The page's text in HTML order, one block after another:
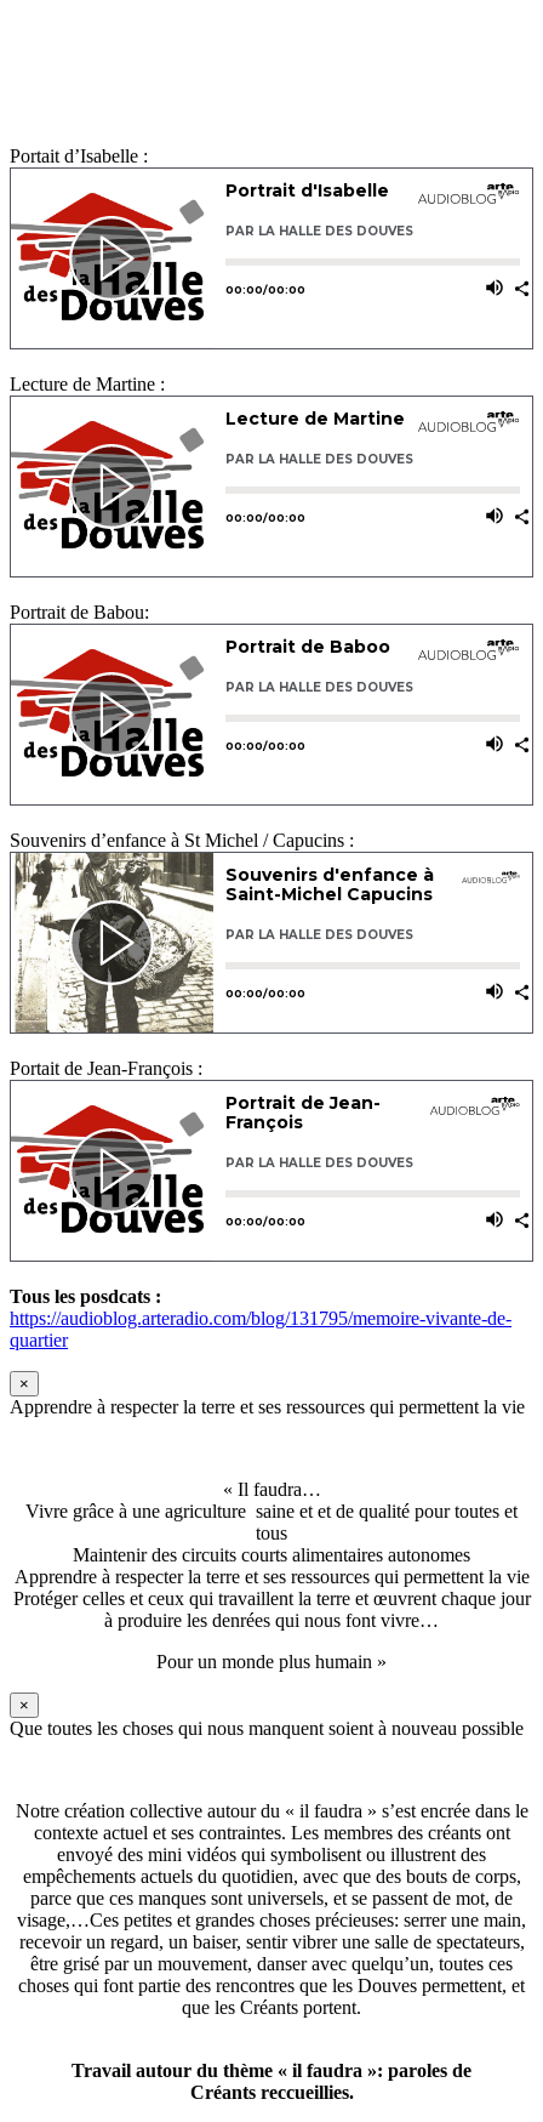
Portait d’Isabelle :
Lecture de Martine :
Portrait de Babou:
Souvenirs d’enfance à St Michel / Capucins :
Portait de Jean-François :
Tous les posdcats :
https://audioblog.arteradio.com/blog/131795/memoire-vivante-de-
quartier
×
Apprendre à respecter la terre et ses ressources qui permettent la vie
« Il faudra…
Vivre grâce à une agriculture saine et et de qualité pour toutes et
tous
Maintenir des circuits courts alimentaires autonomes
Apprendre à respecter la terre et ses ressources qui permettent la vie
Protéger celles et ceux qui travaillent la terre et œuvrent chaque jour
à produire les denrées qui nous font vivre…
Pour un monde plus humain »
×
Que toutes les choses qui nous manquent soient à nouveau possible
Notre création collective autour du « il faudra » s’est encrée dans le
contexte actuel et ses contraintes. Les membres des créants ont
envoyé des mini vidéos qui symbolisent ou illustrent des
empêchements actuels du quotidien, avec que des bouts de corps,
parce que ces manques sont universels, et se passent de mot, de
visage,…Ces petites et grandes choses précieuses: serrer une main,
recevoir un regard, un baiser, sentir vibrer une salle de spectateurs,
être grisé par un mouvement, danser avec quelqu’un, toutes ces
choses qui font partie des rencontres que les Douves permettent, et
que les Créants portent.
Travail autour du thème « il faudra »: paroles de
Créants reccueillies.